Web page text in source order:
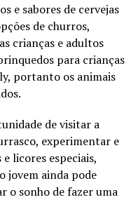
e sabores de cervejas
de churros,
crianças e adultos
para crianças
portanto os animais
de visitar a
experimentar e
licores especiais,
jovem ainda pode
o sonho de fazer uma